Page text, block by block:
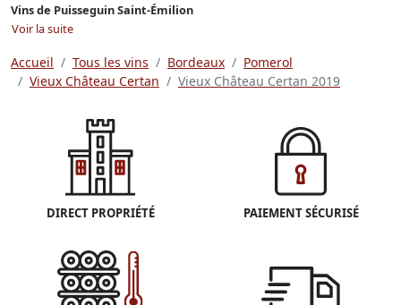
Vins de Puisseguin Saint-Émilion
Voir la suite
Accueil Tous les vins Bordeaux
Pomerol
Vieux Château Certan
Vieux Château Certan 2019
DIRECT PROPRIÉTÉ PAIEMENT SÉCURISÉ